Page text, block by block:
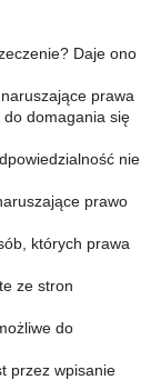
Daje ono
prawa
domagania się
nie
prawo
których prawa
ze stron
do
przez wpisanie